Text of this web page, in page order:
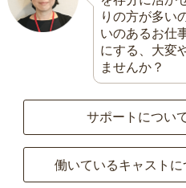
りの方が多い
いのあるお仕
にする、大変
ませんか？
サポートについ
働いているキャスト